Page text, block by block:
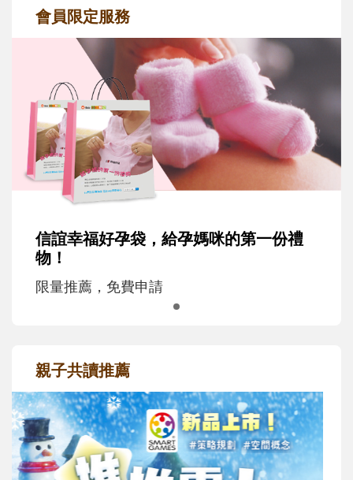
會員限定服務
信誼幸福好孕袋，給孕媽咪的第一份禮
物！
限量推薦，免費申請
親子共讀推薦